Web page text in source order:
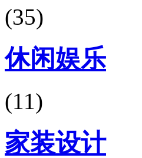
(35)
休闲娱乐
(11)
家装设计